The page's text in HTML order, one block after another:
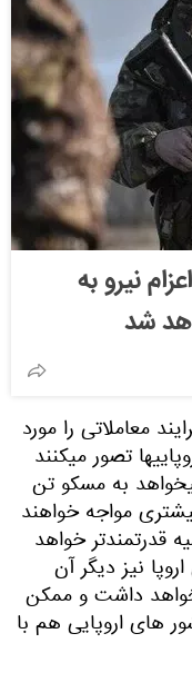
نیرو به
شد
معاملاتی را مورد
تصور میکنند
به مسکو تن
مواجه خواهند
قدرتمندتر خواهد
نیز دیگر آن
داشت و ممکن
های اروپایی هم با